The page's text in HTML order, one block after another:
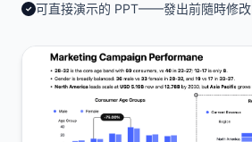
✓ 可直接演示的 PPT——發出前隨時修改